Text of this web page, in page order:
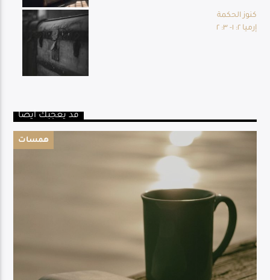
كنوز الحكمة
إرميا ٢: ١- ٣: ٢
قد يعجبك أيضا
همسات